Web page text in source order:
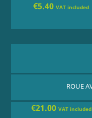
€5.40VAT included
ROUE
€21.00 VAT included